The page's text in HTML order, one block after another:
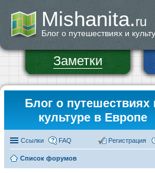
Mishanita.ru
Блог о путешествиях и
Заметки
Блог о путешествиях
культуре в Европе
Ссылки FAQ Регистрация
Список форумов